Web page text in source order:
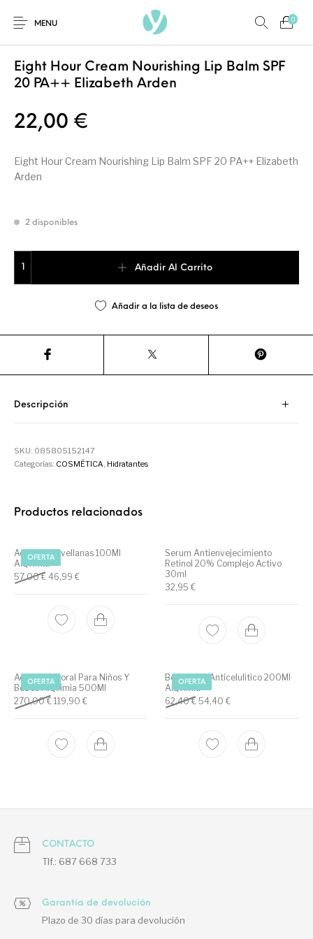
MENU
0
Peluquería
MODA
Peluquería
Hidratantes
Eight Hour Cream Nourishing Lip Balm SPF
20 PA++ Elizabeth Arden
22,00€
Eight Hour Cream Nourishing Lip Balm SPF 20 PA++ Elizabeth
Arden
2 disponibles
Añadir Al Carrito
Añadir a la lista de deseos
Descripción
SKU: 085805152147
Categorías: COSMÉTICA, Hidratantes
Productos relacionados
OFERTA
Aceite De Avellanas 100Ml
Alqvimia
57,00€ Original price was: 57,00 €.
46,99€Current price is: 46,99 €.
Serum Antienvejecimiento
Retinol 20% Complejo Activo
30ml
32,95 €
OFERTA
Aceite Corporal Para Niños Y
Bebés Alqvimia 500Ml
270,00€ Original price was: 270,00 €.
119,90€Current price is: 119,90 €.
OFERTA
Body Elixir Anticelulitico 200Ml
Alqvimia
62,40€ Original price was: 62,40 €.
54,40 €Current price is:
CONTACTO
Tlf.: 687 668 733
Garantía de devolución
Plazo de 30 días para devolución